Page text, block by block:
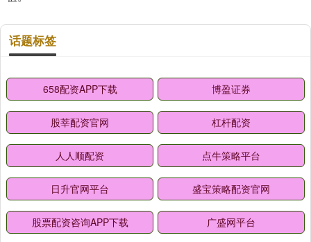
话题标签
658配资APP下载 博盈证券
股莘配资官网 杠杆配资
人人顺配资 点牛策略平台
日升官网平台 盛宝策略配资官网
股票配资咨询APP下载 广盛网平台